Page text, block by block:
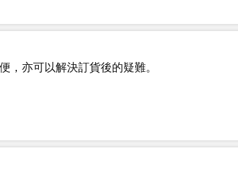
，亦可以解決訂貨後的疑難。